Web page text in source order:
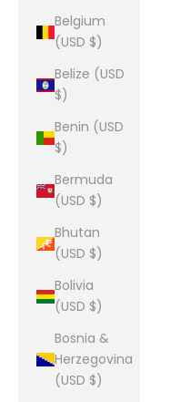
Belgium
(USD $)
Belize (USD
$)
Benin (USD
$)
Bermuda
(USD $)
Bhutan
(USD $)
Bolivia
(USD $)
Bosnia &
Herzegovina
(USD $)